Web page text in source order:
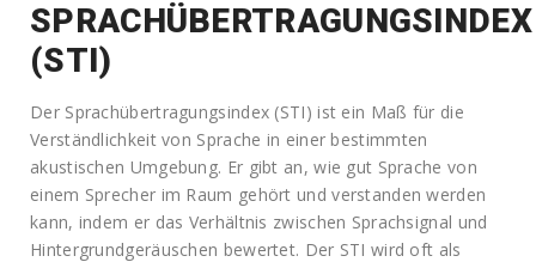
SPRACHÜBERTRAGUNGSINDEX
(STI)
Der Sprachübertragungsindex (STI) ist ein Maß für die
Verständlichkeit von Sprache in einer bestimmten
akustischen Umgebung. Er gibt an, wie gut Sprache von
einem Sprecher im Raum gehört und verstanden werden
kann, indem er das Verhältnis zwischen Sprachsignal und
Hintergrundgeräuschen bewertet. Der STI wird oft als